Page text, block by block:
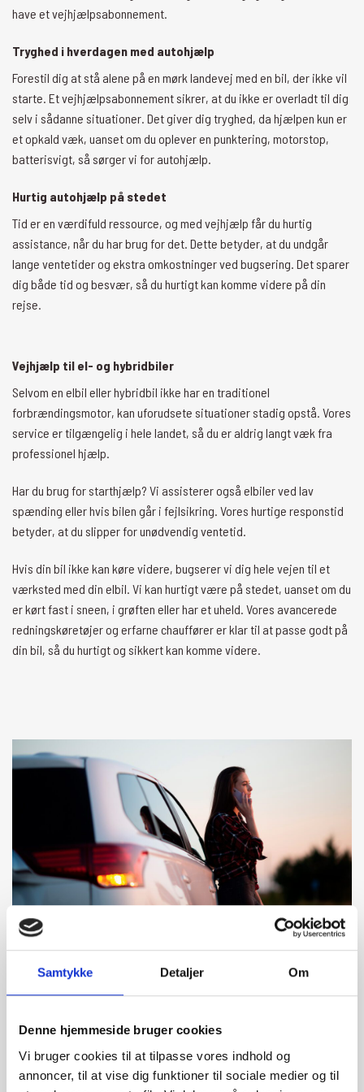
Samtykke Detaljer Om
Denne hjemmeside bruger cookies
Vi bruger cookies til at tilpasse vores indhold og
annoncer, til at vise dig funktioner til sociale medier og til
have et vejhjælpsabonnement.
Tryghed i hverdagen med autohjælp
Forestil dig at stå alene på en mørk landevej med en bil, der ikke vil
starte. Et vejhjælpsabonnement sikrer, at du ikke er overladt til dig
selv i sådanne situationer. Det giver dig tryghed, da hjælpen kun er
et opkald væk, uanset om du oplever en punktering, motorstop,
batterisvigt, så sørger vi for autohjælp.
Hurtig autohjælp på stedet
Tid er en værdifuld ressource, og med vejhjælp får du hurtig
assistance, når du har brug for det. Dette betyder, at du undgår
lange ventetider og ekstra omkostninger ved bugsering. Det sparer
dig både tid og besvær, så du hurtigt kan komme videre på din
rejse.
Vejhjælp til el- og hybridbiler
Selvom en elbil eller hybridbil ikke har en traditionel
forbrændingsmotor, kan uforudsete situationer stadig opstå. Vores
service er tilgængelig i hele landet, så du er aldrig langt væk fra
professionel hjælp.
Har du brug for starthjælp? Vi assisterer også elbiler ved lav
spænding eller hvis bilen går i fejlsikring. Vores hurtige responstid
betyder, at du slipper for unødvendig ventetid.
Hvis din bil ikke kan køre videre, bugserer vi dig hele vejen til et
værksted med din elbil. Vi kan hurtigt være på stedet, uanset om du
er kørt fast i sneen, i grøften eller har et uheld. Vores avancerede
redningskøretøjer og erfarne chauffører er klar til at passe godt på
din bil, så du hurtigt og sikkert kan komme videre.
Bugsering til nærmeste værksted
Nogle skader kan ikke udbedres på stedet, og her er bugsering en
transporteret til værkstedet, så du får den nødvendige reparation
uden stress. Ved bugsering skal der altid være en fører i den
bugserede bil for at kunne styre og bremse forsvarligt. Vi benytter